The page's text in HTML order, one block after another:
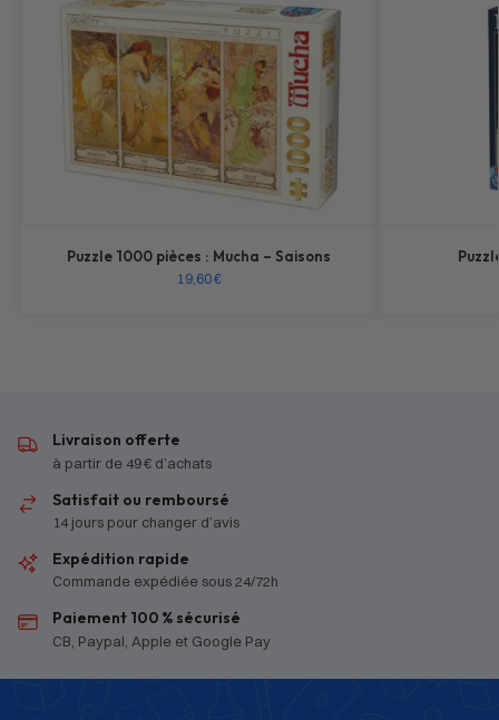
Puzzle 1000 pièces : Mucha – Saisons
19,60€
Livraison offerte
à partir de 49 € d’achats
Satisfait ou remboursé
14 jours pour changer d’avis
Expédition rapide
Commande expédiée sous 24/72h
Paiement 100 % sécurisé
CB, Paypal, Apple et Google Pay